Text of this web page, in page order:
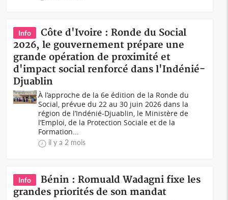
Info
Côte d'Ivoire : Ronde du Social
2026, le gouvernement prépare une
grande opération de proximité et
d'impact social renforcé dans l'Indénié-
Djuablin
À l’approche de la 6e édition de la Ronde du
Social, prévue du 22 au 30 juin 2026 dans la
région de l’Indénié-Djuablin, le Ministère de
l’Emploi, de la Protection Sociale et de la
Formation...
il y a 2 mois
Info
Bénin : Romuald Wadagni fixe les
grandes priorités de son mandat